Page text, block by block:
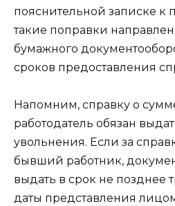
пояснительной записке к
такие поправки
бумажного
сроков предоставления
Напомним, справку о
работодатель обязан
увольнения. Если за
бывший работник,
выдать в срок не позднее
даты представления